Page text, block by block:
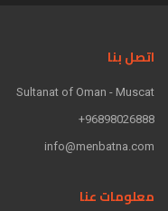
اتصل بنا
Sultanat of Oman - Muscat
96898026888+
info@menbatna.com
معلومات عنا